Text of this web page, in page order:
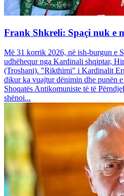
Frank Shkreli: Spaçi nuk e
Më 31 korrik 2026, në ish-burgun e
udhëhequr nga Kardinali shqiptar,
(Troshani). "Rikthimi" i Kardinalit
dikur ka vuajtur dënimin dhe punën
Shoqatës Antikomuniste të të
shënoi...